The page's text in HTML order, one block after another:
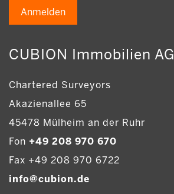
Anmelden
CUBION Immobilien AG
Chartered Surveyors
Akazienallee 65
45478 Mülheim an der Ruhr
Fon +49 208 970 670
Fax +49 208 970 6722
info@cubion.de